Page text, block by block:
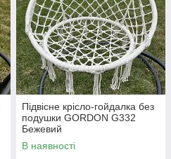
Підвісне крісло-гойдалка без
подушки GORDON G332
Бежевий
В наявності